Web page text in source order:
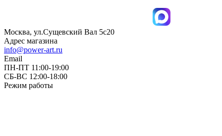
Москва, ул.Сущевский Вал 5с20
Адрес магазина
info@power-art.ru
Email
ПН-ПТ 11:00-19:00
СБ-ВС 12:00-18:00
Режим работы